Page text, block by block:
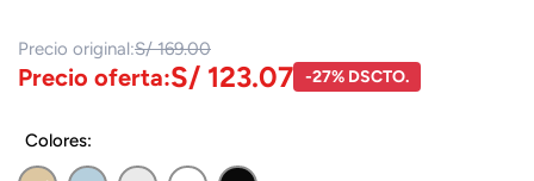
Precio original:S/ 169.00
Precio oferta:S/ 123.07 -27% DSCTO.
Colores: